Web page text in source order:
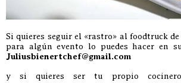
Si quieres seguir el «rastro» al foodtruck
para algún evento lo puedes hacer en
Juliusbienertchef@gmail.com
y si quieres ser tu propio